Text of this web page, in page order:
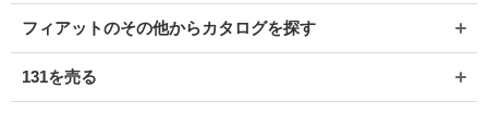
フィアットのその他からカタログを探す
131を売る